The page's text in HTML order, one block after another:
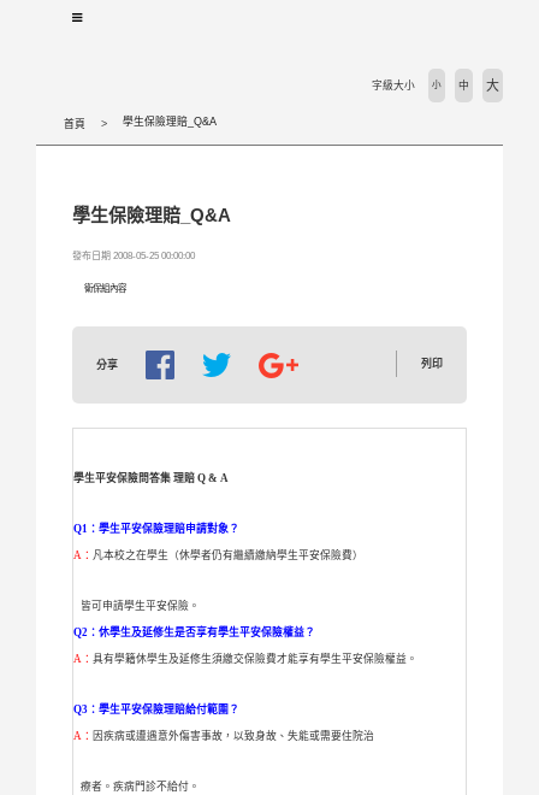
首頁 學生保險理賠_Q&A
字級大小 小 中 大
學生保險理賠_Q&A
發布日期 2008-05-25 00:00:00
衛保組內容
分享 列印
學生平安保險問答集 理賠 Q & A
Q1：學生平安保險理賠申請對象？
A： 凡本校之在學生（休學者仍有繼續繳納學生平安保險費）
皆可申請學生平安保險。
Q2：休學生及延修生是否享有學生平安保險權益？
A： 具有學籍休學生及延修生須繳交保險費才能享有學生平安保險權益。
Q3：學生平安保險理賠給付範圍？
A： 因疾病或遭遇意外傷害事故，以致身故、失能或需要住院治
療者。疾病門診不給付。